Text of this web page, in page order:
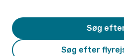
Søg efter
Søg